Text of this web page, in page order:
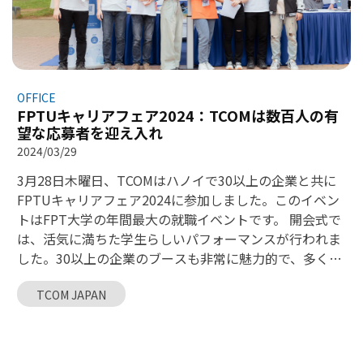
OFFICE
FPTUキャリアフェア2024：TCOMは数百人の有
望な応募者を迎え入れ
2024/03/29
3月28日木曜日、TCOMはハノイで30以上の企業と共に
FPTUキャリアフェア2024に参加しました。このイベン
トはFPT大学の年間最大の就職イベントです。 開会式で
は、活気に満ちた学生らしいパフォーマンスが行われま
した。30以上の企業のブースも非常に魅力的で、多くの
ミニゲームやプレゼントの機会、上級採用担当者との接
触や面接のチャンスがありました。 TCOMはFPTの信頼
TCOM JAPAN